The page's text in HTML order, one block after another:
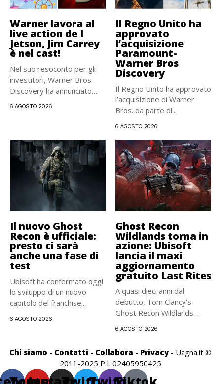
Warner lavora al
live action de I
Jetson, Jim Carrey
è nel cast!
Nel suo resoconto per gli
investitori, Warner Bros.
Discovery ha annunciato
6 AGOSTO 2026
Il Regno Unito ha
approvato
l’acquisizione
Paramount-
Warner Bros
Discovery
Il Regno Unito ha approvato
l’acquisizione di Warner
Bros. da parte di...
6 AGOSTO 2026
Il nuovo Ghost
Recon è ufficiale:
presto ci sarà
anche una fase di
test
Ubisoft ha confermato oggi
lo sviluppo di un nuovo
capitolo del franchise...
6 AGOSTO 2026
Ghost Recon
Wildlands torna in
azione: Ubisoft
lancia il maxi
aggiornamento
gratuito Last Rites
A quasi dieci anni dal
debutto, Tom Clancy’s
Ghost Recon Wildlands
6 AGOSTO 2026
Chi siamo - Contatti - Collabora - Privacy- Uagna.it ©
2011-2025 P.I. 02405950425